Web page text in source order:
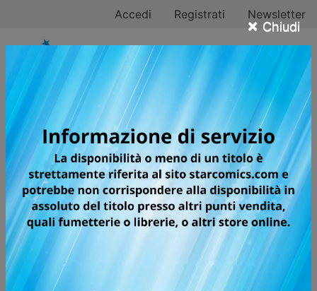
× Chiudi
Accedi Registrati Newsletter
Tutti i fumetti per la
testata ACTION